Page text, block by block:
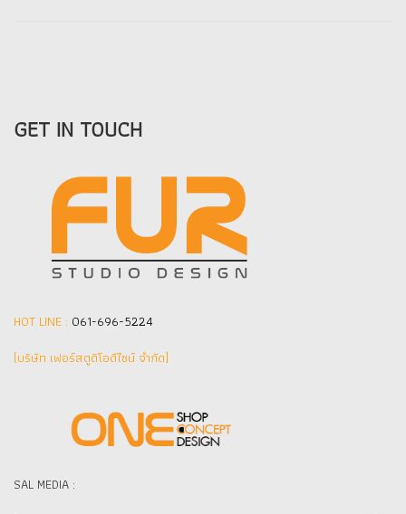
GET IN TOUCH
HOT LINE : 061-696-5224
(บริษัท เฟอร์สตูดิโอดีไซน์ จำกัด]
SAL MEDIA :